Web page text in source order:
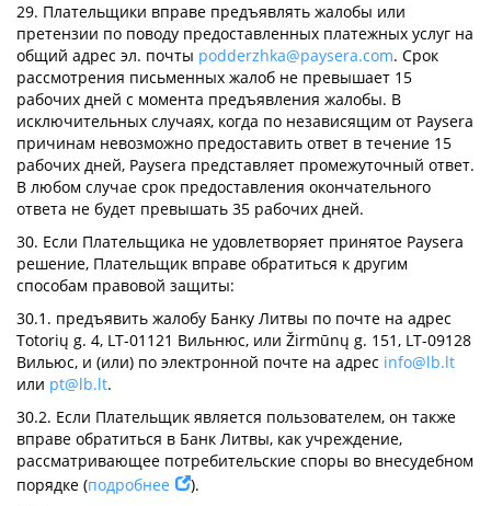
29. Плательщики вправе предъявлять жалобы или
претензии по поводу предоставленных платежных услуг на
общий адрес эл. почты podderzhka@paysera.com. Срок
рассмотрения письменных жалоб не превышает 15
рабочих дней с момента предъявления жалобы. В
исключительных случаях, когда по независящим от Paysera
причинам невозможно предоставить ответ в течение 15
рабочих дней, Paysera представляет промежуточный ответ.
В любом случае срок предоставления окончательного
ответа не будет превышать 35 рабочих дней.
30. Если Плательщика не удовлетворяет принятое Paysera
решение, Плательщик вправе обратиться к другим
способам правовой защиты:
30.1. предъявить жалобу Банку Литвы по почте на адрес
Totorių g. 4, LT-01121 Вильнюс, или Žirmūnų g. 151, LT-09128
Вильюс, и (или) по электронной почте на адрес info@lb.lt
или pt@lb.lt.
30.2. Если Плательщик является пользователем, он также
вправе обратиться в Банк Литвы, как учреждение,
рассматривающее потребительские споры во внесудебном
порядке (подробнее
).